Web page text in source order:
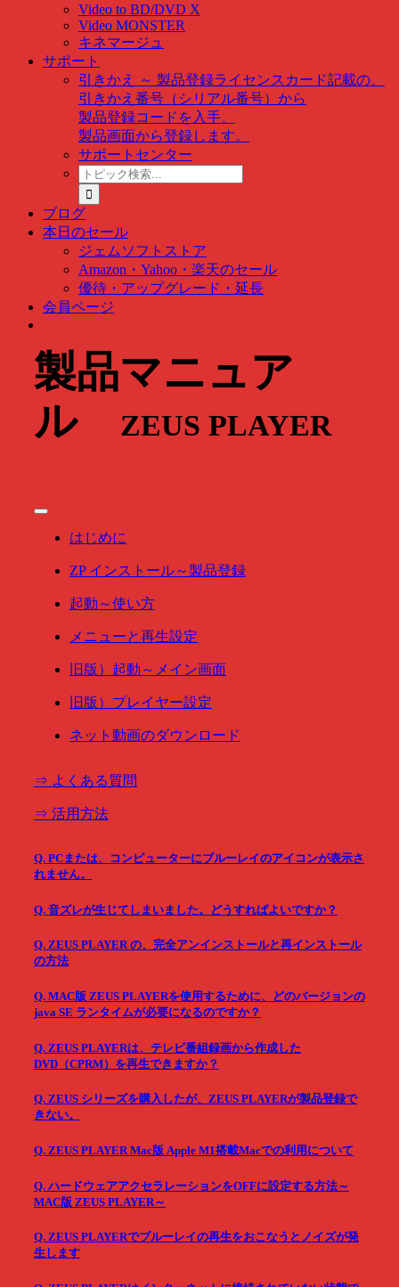
Video to BD/DVD X
Video MONSTER
キネマージュ
サポート
引きかえ ～ 製品登録ライセンスカード記載の、
引きかえ番号（シリアル番号）から
製品登録コードを入手、
製品画面から登録します。
サポートセンター
ト
ピ
ッ
ク
検
索
…
ブログ
本日のセール
ジェムソフトストア
Amazon・Yahoo・楽天のセール
優待・アップグレード・延長
会員ページ
製品マニュア
ル
ZEUS PLAYER
Toggle
Navigationはじめに
ZP インストール～製品登録
起動～使い方
メニューと再生設定
旧版）起動～メイン画面
旧版）プレイヤー設定
ネット動画のダウンロード
⇒ よくある質問
⇒ 活用方法
Q. PCまたは、コンピューターにブルーレイのアイコンが表示さ
れません。
Q. 音ズレが生じてしまいました。どうすればよいですか？
Q. ZEUS PLAYER の、完全アンインストールと再インストール
の方法
Q. MAC版 ZEUS PLAYERを使用するために、どのバージョンの
java SE ランタイムが必要になるのですか？
Q. ZEUS PLAYERは、テレビ番組録画から作成した
DVD（CPRM）を再生できますか？
Q. ZEUS シリーズを購入したが、ZEUS PLAYERが製品登録で
きない。
Q. ZEUS PLAYER Mac版 Apple M1搭載Macでの利用について
Q. ハードウェアアクセラレーションをOFFに設定する方法～
MAC版 ZEUS PLAYER～
Q. ZEUS PLAYERでブルーレイの再生をおこなうとノイズが発
生します